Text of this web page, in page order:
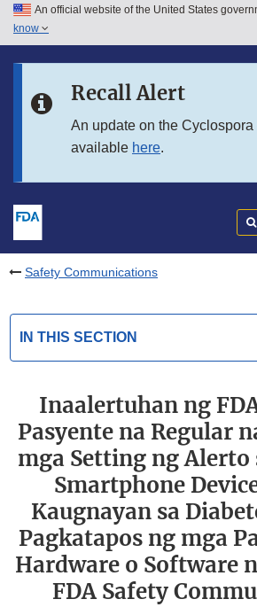
Skip to main content
Skip to in this section menu
An official website of the United States
know
Recall Alert
An update on the Cyclospora
available here.
Safety Communications
IN THIS SECTION
Inaalertuhan ng
Pasyente na Regular
mga Setting ng Alerto
Smartphone
Kaugnayan sa
Pagkatapos ng mga
Hardware o Software
FDA Safety